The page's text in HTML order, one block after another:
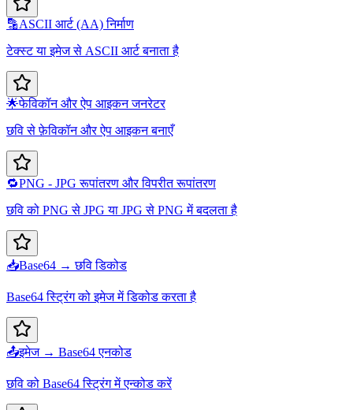
🔡ASCII आर्ट (AA) निर्माण
टेक्स्ट या इमेज से ASCII आर्ट बनाता है
🌟फेविकॉन और ऐप आइकन जनरेटर
छवि से फ़ेविकॉन और ऐप आइकन बनाएँ
🔁PNG - JPG रूपांतरण और विपरीत रूपांतरण
छवि को PNG से JPG या JPG से PNG में बदलता है
📥Base64 → छवि डिकोड
Base64 स्ट्रिंग को इमेज में डिकोड करता है
📤इमेज → Base64 एनकोड
छवि को Base64 स्ट्रिंग में एन्कोड करें